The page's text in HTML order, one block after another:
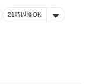
21時以降OK